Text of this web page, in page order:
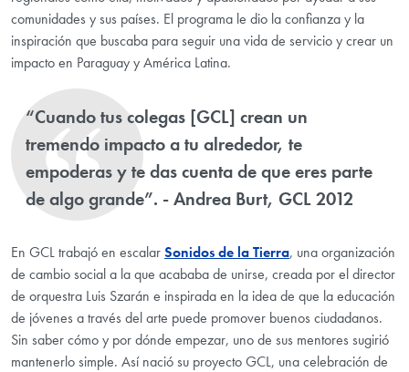
comunidades y sus países. El programa le dio la confianza y la
inspiración que buscaba para seguir una vida de servicio y crear un
impacto en Paraguay y América Latina.
“Cuando tus colegas [GCL] crean un
tremendo impacto a tu alrededor, te
empoderas y te das cuenta de que eres parte
de algo grande”. - Andrea Burt, GCL 2012
En GCL trabajó en escalarSonidos de la Tierra, una organización
de cambio social a la que acababa de unirse, creada por el director
de orquestra Luis Szarán e inspirada en la idea de que la educación
de jóvenes a través del arte puede promover buenos ciudadanos.
Sin saber cómo y por dónde empezar, uno de sus mentores sugirió
mantenerlo simple. Así nació su proyecto GCL, una celebración de